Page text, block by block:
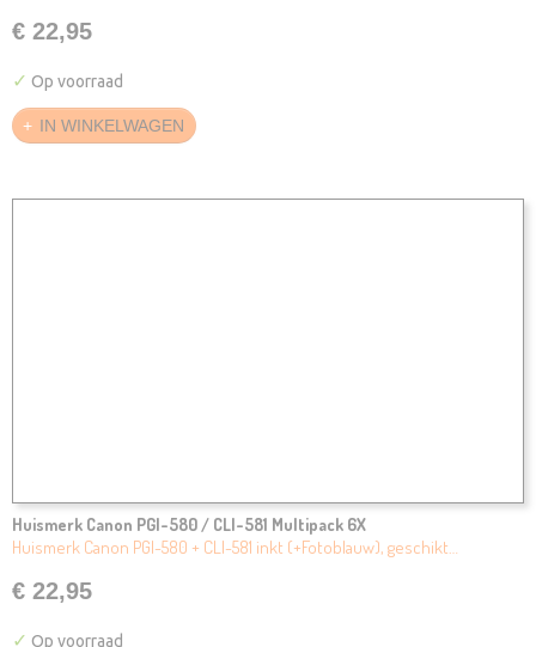
€ 22,95
✓ Op voorraad
IN WINKELWAGEN
Huismerk Canon PGI-580 / CLI-581 Multipack 6X
Huismerk Canon PGI-580 + CLI-581 inkt (+Fotoblauw), geschikt…
€ 22,95
✓ Op voorraad